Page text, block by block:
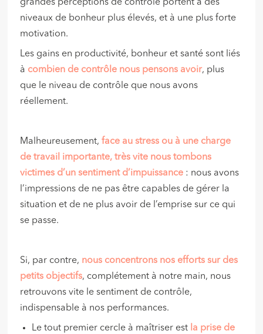
grandes perceptions de contrôle portent à des
niveaux de bonheur plus élevés, et à une plus forte
motivation.
Les gains en productivité, bonheur et santé sont liés
à combien de contrôle nous pensons avoir, plus
que le niveau de contrôle que nous avons
réellement.
Malheureusement,face au stress ou à une charge
de travail importante, très vite nous tombons
victimes d’un sentiment d’impuissance : nous avons
l’impressions de ne pas être capables de gérer la
situation et de ne plus avoir de l’emprise sur ce qui
se passe.
Si, par contre, nous concentrons nos efforts sur des
petits objectifs, complétement à notre main, nous
retrouvons vite le sentiment de contrôle,
indispensable à nos performances.
Le tout premier cercle à maîtriser est la prise de